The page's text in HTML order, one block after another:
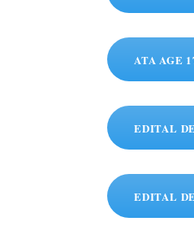
ATA AGE
EDITAL
EDITAL